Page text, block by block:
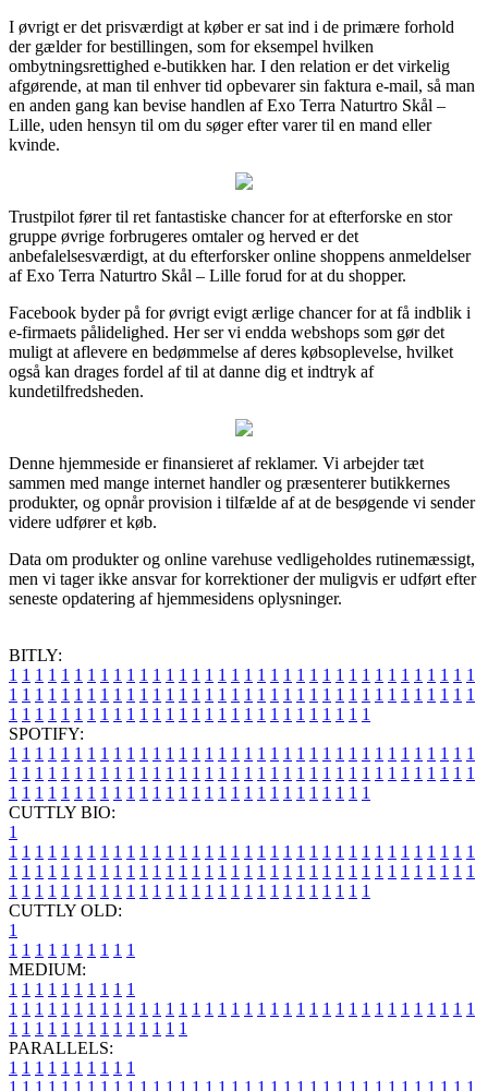
I øvrigt er det prisværdigt at køber er sat ind i de primære forhold
der gælder for bestillingen, som for eksempel hvilken
ombytningsrettighed e-butikken har. I den relation er det virkelig
afgørende, at man til enhver tid opbevarer sin faktura e-mail, så man
en anden gang kan bevise handlen af Exo Terra Naturtro Skål –
Lille, uden hensyn til om du søger efter varer til en mand eller
kvinde.
Trustpilot fører til ret fantastiske chancer for at efterforske en stor
gruppe øvrige forbrugeres omtaler og herved er det
anbefalelsesværdigt, at du efterforsker online shoppens anmeldelser
af Exo Terra Naturtro Skål – Lille forud for at du shopper.
Facebook byder på for øvrigt evigt ærlige chancer for at få indblik i
e-firmaets pålidelighed. Her ser vi endda webshops som gør det
muligt at aflevere en bedømmelse af deres købsoplevelse, hvilket
også kan drages fordel af til at danne dig et indtryk af
kundetilfredsheden.
Denne hjemmeside er finansieret af reklamer. Vi arbejder tæt
sammen med mange internet handler og præsenterer butikkernes
produkter, og opnår provision i tilfælde af at de besøgende vi sender
videre udfører et køb.
Data om produkter og online varehuse vedligeholdes rutinemæssigt,
men vi tager ikke ansvar for korrektioner der muligvis er udført efter
seneste opdatering af hjemmesidens oplysninger.
BITLY:
1 1 1 1 1 1 1 1 1 1 1 1 1 1 1 1 1 1 1 1 1 1 1 1 1 1 1 1 1 1 1 1 1 1 1 1
1 1 1 1 1 1 1 1 1 1 1 1 1 1 1 1 1 1 1 1 1 1 1 1 1 1 1 1 1 1 1 1 1 1 1 1
1 1 1 1 1 1 1 1 1 1 1 1 1 1 1 1 1 1 1 1 1 1 1 1 1 1 1 1
SPOTIFY:
1 1 1 1 1 1 1 1 1 1 1 1 1 1 1 1 1 1 1 1 1 1 1 1 1 1 1 1 1 1 1 1 1 1 1 1
1 1 1 1 1 1 1 1 1 1 1 1 1 1 1 1 1 1 1 1 1 1 1 1 1 1 1 1 1 1 1 1 1 1 1 1
1 1 1 1 1 1 1 1 1 1 1 1 1 1 1 1 1 1 1 1 1 1 1 1 1 1 1 1
CUTTLY BIO:
1
1 1 1 1 1 1 1 1 1 1 1 1 1 1 1 1 1 1 1 1 1 1 1 1 1 1 1 1 1 1 1 1 1 1 1 1
1 1 1 1 1 1 1 1 1 1 1 1 1 1 1 1 1 1 1 1 1 1 1 1 1 1 1 1 1 1 1 1 1 1 1 1
1 1 1 1 1 1 1 1 1 1 1 1 1 1 1 1 1 1 1 1 1 1 1 1 1 1 1 1
CUTTLY OLD:
1
1 1 1 1 1 1 1 1 1 1
MEDIUM:
1 1 1 1 1 1 1 1 1 1
1 1 1 1 1 1 1 1 1 1 1 1 1 1 1 1 1 1 1 1 1 1 1 1 1 1 1 1 1 1 1 1 1 1 1 1
1 1 1 1 1 1 1 1 1 1 1 1 1 1
PARALLELS:
1 1 1 1 1 1 1 1 1 1
1 1 1 1 1 1 1 1 1 1 1 1 1 1 1 1 1 1 1 1 1 1 1 1 1 1 1 1 1 1 1 1 1 1 1 1